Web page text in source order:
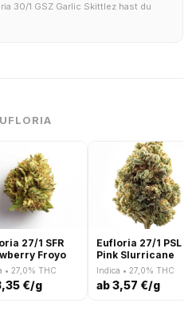
30/1 GSZ Garlic Skittlez hast du
27/1 SFR
Froyo
• 27,0% THC
€/g
Eufloria 27/1 PSL
Pink Slurricane
Indica • 27,0% THC
ab 3,57 €/g